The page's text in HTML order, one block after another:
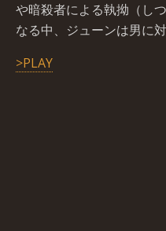
や暗殺者による執拗（し
なる中、ジューンは男に
>PLAY